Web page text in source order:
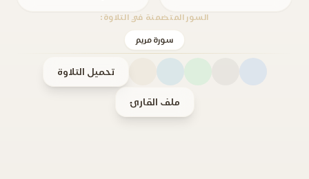
السور المتضمنة في التلاوة:
سورة مريم
تحميل التلاوة
ملف القارئ